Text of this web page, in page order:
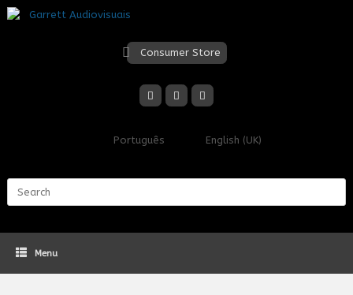
Skip
to
Consumer Store
Português English (UK)
Menu